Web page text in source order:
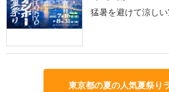
猛暑を避けて涼し
東京都の夏の人気夏祭り